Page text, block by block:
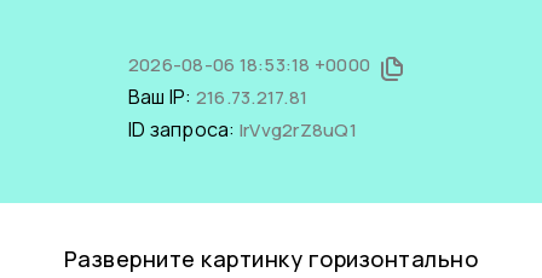
2026-08-06 18:53:18 +0000
Ваш IP: 216.73.217.81
ID запроса: IrVvg2rZ8uQ1
Разверните картинку горизонтально